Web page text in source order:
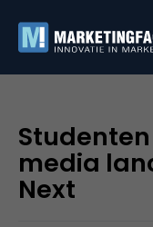
media
Next